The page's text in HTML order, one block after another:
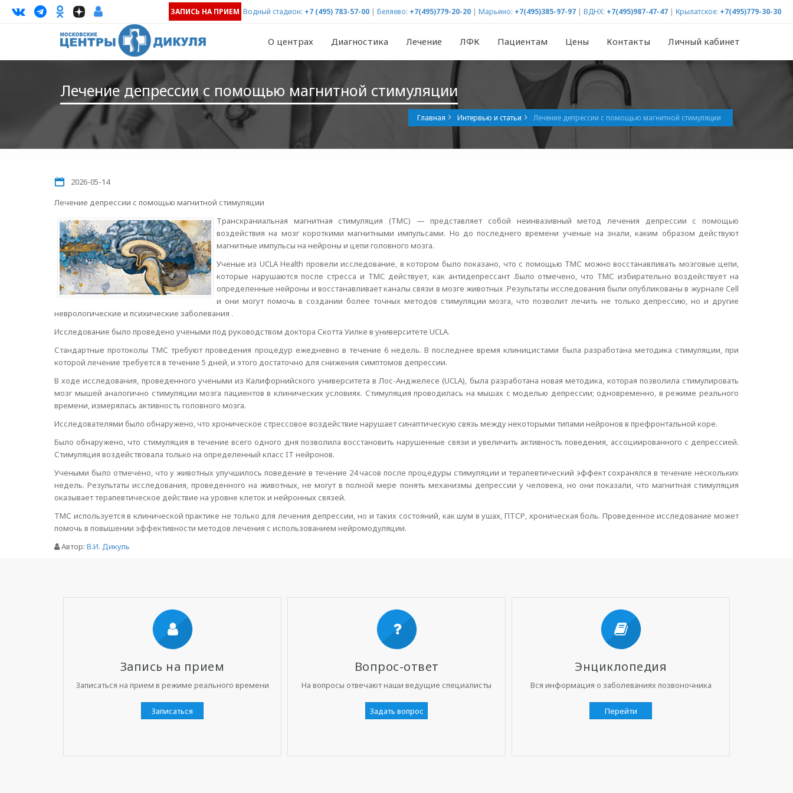
ЗАПИСЬ НА ПРИЕМ Водный стадион: +7 (495) 783-57-00 | Беляево: +7(495)779-20-20 | Марьино: +7(495)385-97-97 | ВДНХ: +7(495)987-47-47 | Крылатское: +7(495)779-30-30
О центрах Диагностика Лечение ЛФК Пациентам Цены Контакты Личный кабинет
Лечение депрессии с помощью магнитной стимуляции
Главная Интервью и статьи Лечение депрессии с помощью магнитной стимуляции
2026-05-14
Лечение депрессии с помощью магнитной стимуляции
Транскраниальная магнитная стимуляция (ТМС) — представляет собой неинвазивный метод лечения депрессии с помощью
воздействия на мозг короткими магнитными импульсами. Но до последнего времени ученые на знали, каким образом действуют
магнитные импульсы на нейроны и цепи головного мозга.
Ученые из UCLA Health провели исследование, в котором было показано, что с помощью ТМС можно восстанавливать мозговые цепи,
которые нарушаются после стресса и ТМС действует, как антидепрессант .Было отмечено, что ТМС избирательно воздействует на
определенные нейроны и восстанавливает каналы связи в мозге животных .Результаты исследования были опубликованы в журнале Cell
и они могут помочь в создании более точных методов стимуляции мозга, что позволит лечить не только депрессию, но и другие
неврологические и психические заболевания .
Исследование было проведено учеными под руководством доктора Скотта Уилке в университете UCLA.
Стандартные протоколы ТМС требуют проведения процедур ежедневно в течение 6 недель. В последнее время клиницистами была разработана методика стимуляции, при
которой лечение требуется в течение 5 дней, и этого достаточно для снижения симптомов депрессии.
В ходе исследования, проведенного учеными из Калифорнийского университета в Лос-Анджелесе (UCLA), была разработана новая методика, которая позволила стимулировать
мозг мышей аналогично стимуляции мозга пациентов в клинических условиях. Стимуляция проводилась на мышах с моделью депрессии; одновременно, в режиме реального
времени, измерялась активность головного мозга.
Исследователями было обнаружено, что хроническое стрессовое воздействие нарушает синаптическую связь между некоторыми типами нейронов в префронтальной коре.
Было обнаружено, что стимуляция в течение всего одного дня позволила восстановить нарушенные связи и увеличить активность поведения, ассоциированного с депрессией.
Стимуляция воздействовала только на определенный класс IT нейронов.
Учеными было отмечено, что у животных улучшилось поведение в течение 24 часов после процедуры стимуляции и терапевтический эффект сохранялся в течение нескольких
недель. Результаты исследования, проведенного на животных, не могут в полной мере понять механизмы депрессии у человека, но они показали, что магнитная стимуляция
оказывает терапевтическое действие на уровне клеток и нейронных связей.
ТМС используется в клинической практике не только для лечения депрессии, но и таких состояний, как шум в ушах, ПТСР, хроническая боль. Проведенное исследование может
помочь в повышении эффективности методов лечения с использованием нейромодуляции.
Автор: В.И. Дикуль
Запись на прием
Записаться на прием в режиме реального времени
Записаться
Вопрос-ответ
На вопросы отвечают наши ведущие специалисты
Задать вопрос
Энциклопедия
Вся информация о заболеваниях позвоночника
Перейти